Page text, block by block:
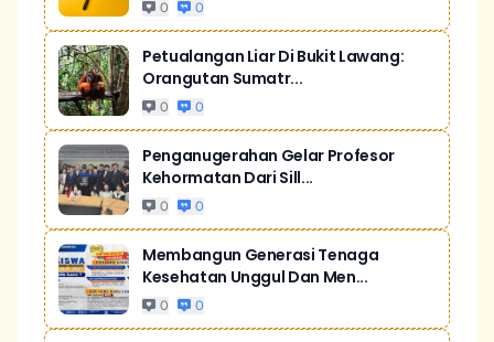
0 0
Petualangan Liar Di Bukit Lawang:
Orangutan Sumatr...
0 0
Penganugerahan Gelar Profesor
Kehormatan Dari Sill...
0 0
Membangun Generasi Tenaga
Kesehatan Unggul Dan Men...
0 0